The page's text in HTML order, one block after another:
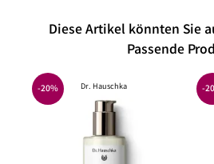
Diese Artikel könnten Sie
Passende
Dr. Hauschka
-20% -